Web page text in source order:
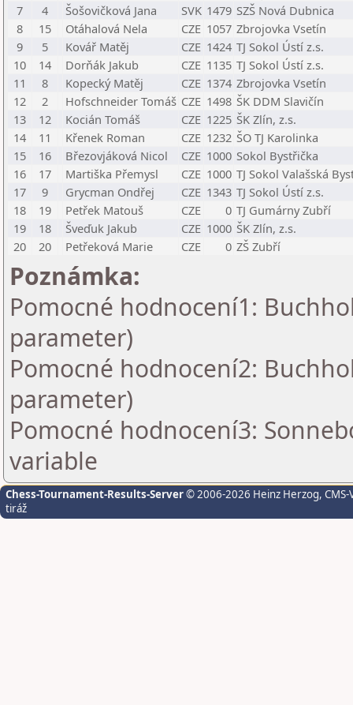
7
4 Šošovičková Jana SVK 1479 SZŠ Nová Dubnica
8
15 Otáhalová Nela CZE 1057 Zbrojovka Vsetín
9
5 Kovář Matěj CZE 1424 TJ Sokol Ústí z.s.
10
14 Dorňák Jakub CZE 1135 TJ Sokol Ústí z.s.
11
8 Kopecký Matěj CZE 1374 Zbrojovka Vsetín
12
2 Hofschneider Tomáš CZE 1498 ŠK DDM Slavičín
13
12 Kocián Tomáš CZE 1225 ŠK Zlín, z.s.
14
11 Křenek Roman CZE 1232 ŠO TJ Karolinka
15
16 Březovjáková Nicol CZE 1000 Sokol Bystřička
16
17 Martiška Přemysl CZE 1000 TJ Sokol Valašská
17
9 Grycman Ondřej CZE 1343 TJ Sokol Ústí z.s.
18
19 Petřek Matouš CZE 0 TJ Gumárny Zubří
19
18 Šveďuk Jakub CZE 1000 ŠK Zlín, z.s.
20
20 Petřeková Marie CZE 0 ZŠ Zubří
Poznámka:
Pomocné hodnocení1:
parameter)
Pomocné hodnocení2:
parameter)
Pomocné hodnocení3:
variable
Chess-Tournament-Results-Server© 2006-2026 Heinz Herzog,
tiráž